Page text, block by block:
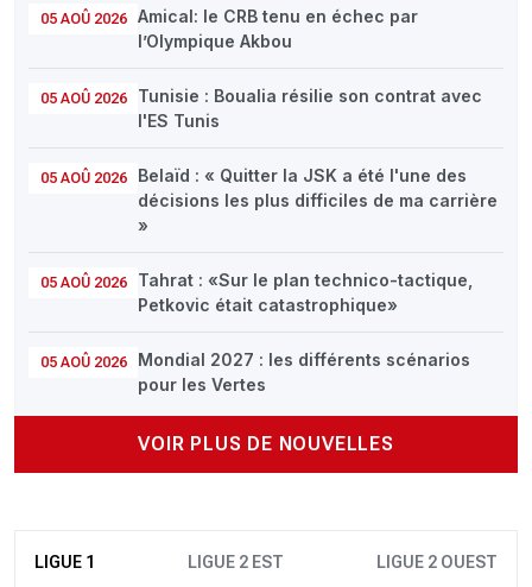
05 AOÛ 2026
Amical: le CRB tenu en échec par
l’Olympique Akbou
05 AOÛ 2026
Tunisie : Boualia résilie son contrat avec
l'ES Tunis
05 AOÛ 2026
Belaïd : « Quitter la JSK a été l'une des
décisions les plus difficiles de ma carrière
»
05 AOÛ 2026
Tahrat : «Sur le plan technico-tactique,
Petkovic était catastrophique»
05 AOÛ 2026
Mondial 2027 : les différents scénarios
pour les Vertes
VOIR PLUS DE NOUVELLES
LIGUE 1 LIGUE 2 EST LIGUE 2 OUEST